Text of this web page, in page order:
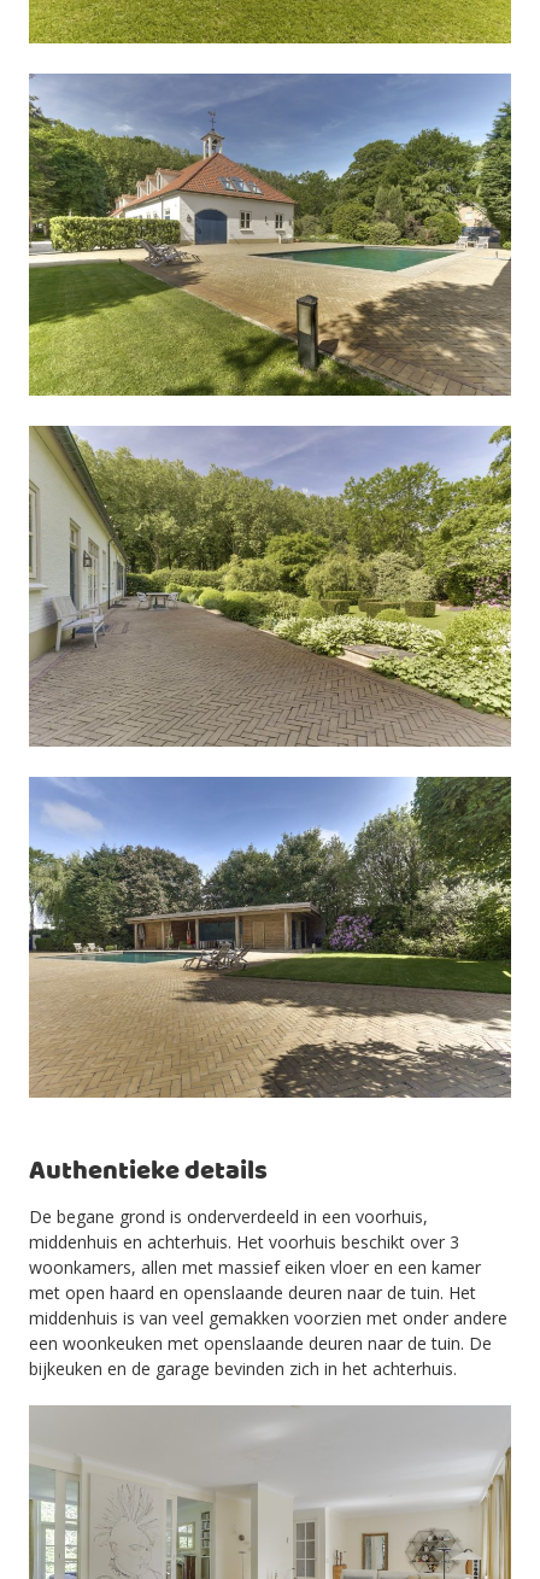
Authentieke details
De begane grond is onderverdeeld in een voorhuis,
middenhuis en achterhuis. Het voorhuis beschikt over 3
woonkamers, allen met massief eiken vloer en een kamer
met open haard en openslaande deuren naar de tuin. Het
middenhuis is van veel gemakken voorzien met onder andere
een woonkeuken met openslaande deuren naar de tuin. De
bijkeuken en de garage bevinden zich in het achterhuis.